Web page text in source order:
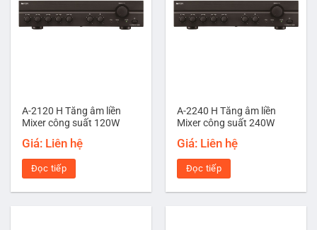
A-2120 H Tăng âm liền
Mixer công suất 120W
Giá: Liên hệ
Đọc tiếp
A-2240 H Tăng âm liền
Mixer công suất 240W
Giá: Liên hệ
Đọc tiếp